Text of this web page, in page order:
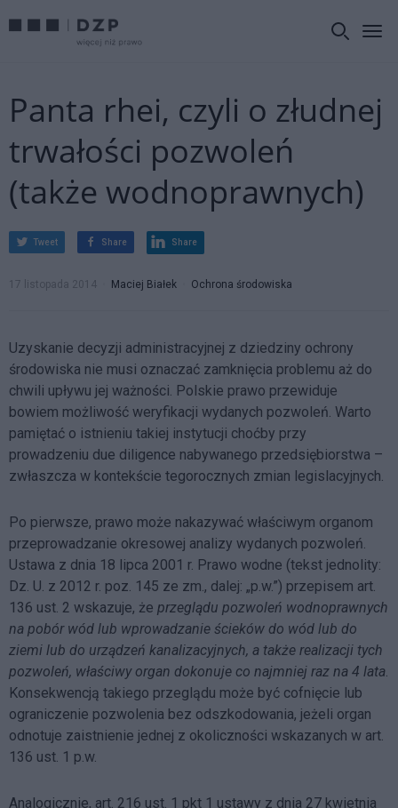
Panta rhei, czyli o złudnej
trwałości pozwoleń
(także wodnoprawnych)
Tweet Share Share
17 listopada 2014 Maciej Białek Ochrona środowiska
Uzyskanie decyzji administracyjnej z dziedziny ochrony
środowiska nie musi oznaczać zamknięcia problemu aż do
chwili upływu jej ważności. Polskie prawo przewiduje
bowiem możliwość weryfikacji wydanych pozwoleń. Warto
pamiętać o istnieniu takiej instytucji choćby przy
prowadzeniu due diligence nabywanego przedsiębiorstwa –
zwłaszcza w kontekście tegorocznych zmian legislacyjnych.
Po pierwsze, prawo może nakazywać właściwym organom
przeprowadzanie okresowej analizy wydanych pozwoleń.
Ustawa z dnia 18 lipca 2001 r. Prawo wodne (tekst jednolity:
Dz. U. z 2012 r. poz. 145 ze zm., dalej: „p.w.”) przepisem art.
136 ust. 2 wskazuje, że przeglądu pozwoleń wodnoprawnych
na pobór wód lub wprowadzanie ścieków do wód lub do
ziemi lub do urządzeń kanalizacyjnych, a także realizacji tych
pozwoleń, właściwy organ dokonuje co najmniej raz na 4 lata.
Konsekwencją takiego przeglądu może być cofnięcie lub
ograniczenie pozwolenia bez odszkodowania, jeżeli organ
odnotuje zaistnienie jednej z okoliczności wskazanych w art.
136 ust. 1 p.w.
Analogicznie, art. 216 ust. 1 pkt 1 ustawy z dnia 27 kwietnia